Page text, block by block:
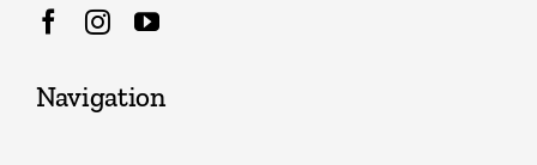
Navigation